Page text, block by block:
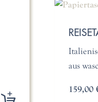
aus
159,00